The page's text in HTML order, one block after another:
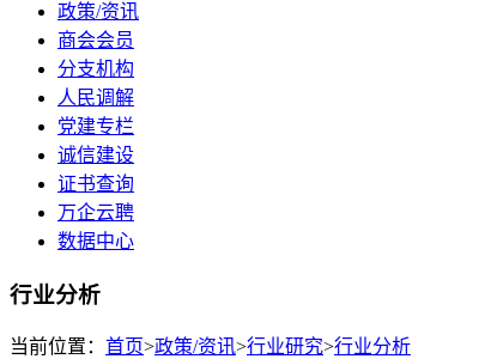
政策/资讯
商会会员
分支机构
人民调解
党建专栏
诚信建设
证书查询
万企云聘
数据中心
行业分析
当前位置： 首页>政策/资讯>行业研究>行业分析